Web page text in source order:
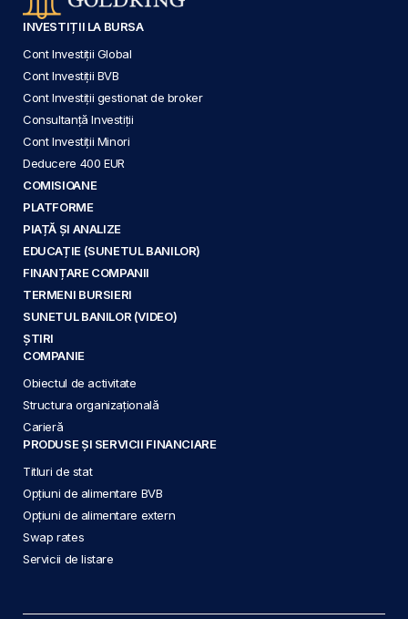
INVESTIȚII LA BURSA
Cont Investiții Global
Cont Investiții BVB
Cont Investiții gestionat de broker
Consultanță Investiții
Cont Investiții Minori
Deducere 400 EUR
COMISIOANE
PLATFORME
PIAȚĂ ȘI ANALIZE
EDUCAȚIE (SUNETUL BANILOR)
FINANȚARE COMPANII
TERMENI BURSIERI
SUNETUL BANILOR (VIDEO)
ȘTIRI
COMPANIE
Obiectul de activitate
Structura organizațională
Carieră
PRODUSE ȘI SERVICII FINANCIARE
Titluri de stat
Opțiuni de alimentare BVB
Opțiuni de alimentare extern
Swap rates
Servicii de listare